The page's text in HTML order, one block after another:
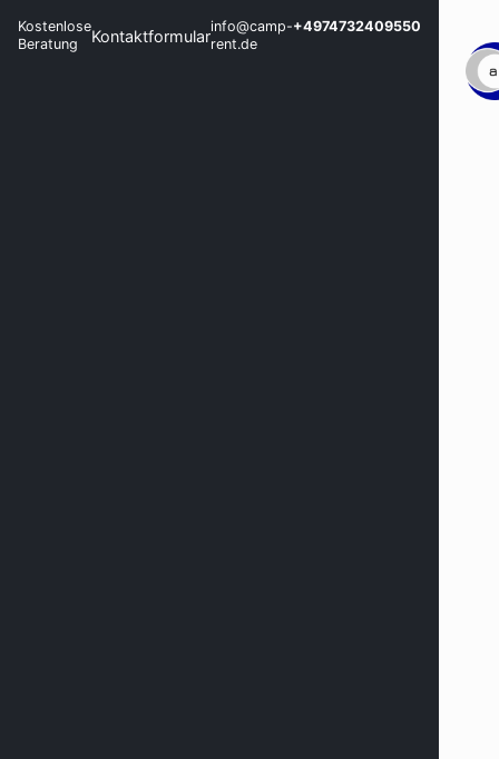
Kostenlose
Beratung
Kontaktformularinfo@camp-
rent.de
+4974732409550